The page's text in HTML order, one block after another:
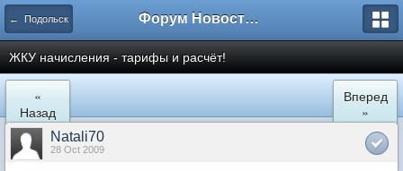
← Подольск Форум Новостройки
ЖКУ начисления - тарифы и расчёт!
«
Назад
Вперед
»
Natali70
28 Oct 2009